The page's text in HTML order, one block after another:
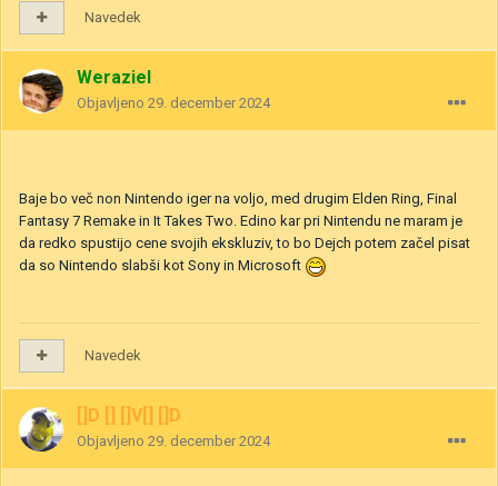
Navedek
Weraziel
Objavljeno 29. december 2024
Baje bo več non Nintendo iger na voljo, med drugim Elden Ring, Final
Fantasy 7 Remake in It Takes Two. Edino kar pri Nintendu ne maram je
da redko spustijo cene svojih ekskluziv, to bo Dejch potem začel pisat
da so Nintendo slabši kot Sony in Microsoft
Navedek
[]D [] []V[] []D
Objavljeno 29. december 2024